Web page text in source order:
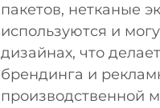
пакетов, нетканые
используются и
дизайнах, что
брендинга и
производственной